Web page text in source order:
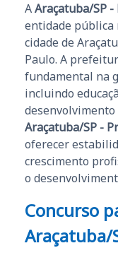
AAraçatuba/SP
entidade pública
cidade de
Paulo. A
fundamental na
incluindo
Araçatuba/SP -
oferecer
crescimento
o
Concurso
Araçatuba/